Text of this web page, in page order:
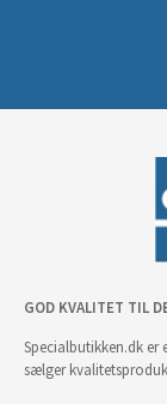
GOD KVALITET TIL
Specialbutikken.dk er
sælger